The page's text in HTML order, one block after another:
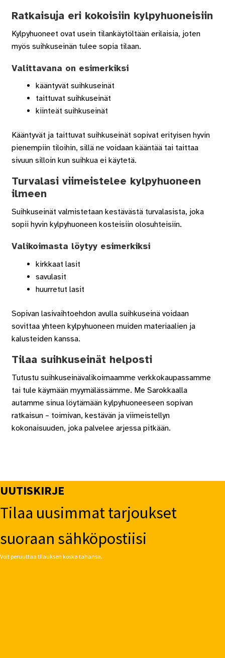
Ratkaisuja eri kokoisiin kylpyhuoneisiin
Kylpyhuoneet ovat usein tilankäytöltään erilaisia, joten
myös suihkuseinän tulee sopia tilaan.
Valittavana on esimerkiksi
kääntyvät suihkuseinät
taittuvat suihkuseinät
kiinteät suihkuseinät
Kääntyvät ja taittuvat suihkuseinät sopivat erityisen hyvin
pienempiin tiloihin, sillä ne voidaan kääntää tai taittaa
sivuun silloin kun suihkua ei käytetä.
Turvalasi viimeistelee kylpyhuoneen
ilmeen
Suihkuseinät valmistetaan kestävästä turvalasista, joka
sopii hyvin kylpyhuoneen kosteisiin olosuhteisiin.
Valikoimasta löytyy esimerkiksi
kirkkaat lasit
savulasit
huurretut lasit
Sopivan lasivaihtoehdon avulla suihkuseinä voidaan
sovittaa yhteen kylpyhuoneen muiden materiaalien ja
kalusteiden kanssa.
Tilaa suihkuseinät helposti
Tutustu suihkuseinävalikoimaamme verkkokaupassamme
tai tule käymään myymälässämme. Me Sarokkaalla
autamme sinua löytämään kylpyhuoneeseen sopivan
ratkaisun – toimivan, kestävän ja viimeistellyn
kokonaisuuden, joka palvelee arjessa pitkään.
UUTISKIRJE
Tilaa uusimmat tarjoukset
suoraan sähköpostiisi
Voit peruuttaa tilauksen koska tahansa.